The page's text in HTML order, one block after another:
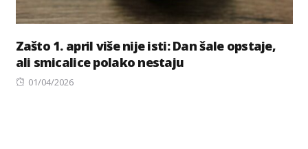
Zašto 1. april više nije isti: Dan šale opstaje,
ali smicalice polako nestaju
Posted
01/04/2026